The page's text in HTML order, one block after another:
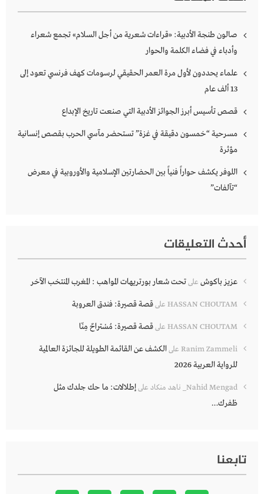
صالون طنجة الأدبية: «قراءات شعرية من أجل السلام» تجمع شعراء
وأدباء في فضاء الكلمة والحوار
علماء يحددون لأول مرة العمر الحقيقي لرسومات كهف فرنسي تعود إلى
13 ألف عام
قصص تأسيس أبرز الجوائز الأدبية التي صنعت تاريخ الإبداع
مسرحية “خمسون دقيقة في غزة” تستحضر مآسي الحرب بقصص إنسانية
مؤثرة
اللوفر يكشف حواراً فنياً بين الحضارتين الإسلامية والأوروبية في معرض
“تآلفات”
أحدث التعليقات
عزيز باكوش علىتحت شعار بورتريهات المواهب : المغرب المنتخب الآخر
HASSAN CHOUTAM علىقصة قصيرة: فندق العروبة
HASSAN CHOUTAM علىقصة قصيرة: مُسْتراحٌ مِنّا
Ranim Zammeli علىالكشف عن القائمة الطويلة للجائزة العالمية
للرواية العربية 2026
Nahid Mengad_ ناهد منكاد علىإطلالات: ما حك جلدك مثل
ظفرك…
تابعنا